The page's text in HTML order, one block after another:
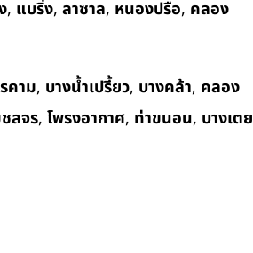
, แบริ่ง, ลาซาล, หนองปรือ, คลอง
คาม, บางน้ำเปรี้ยว, บางคล้า, คลอง
ลจร, โพรงอากาศ, ท่าขนอน, บางเตย